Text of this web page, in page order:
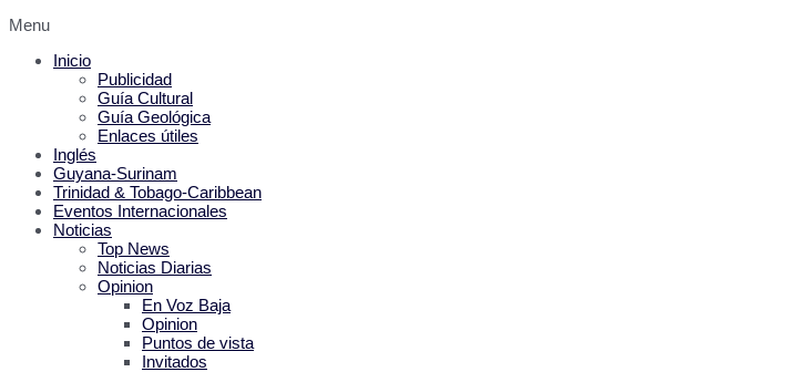
Menu
Inicio
Publicidad
Guía Cultural
Guía Geológica
Enlaces útiles
Inglés
Guyana-Surinam
Trinidad & Tobago-Caribbean
Eventos Internacionales
Noticias
Top News
Noticias Diarias
Opinion
En Voz Baja
Opinion
Puntos de vista
Invitados